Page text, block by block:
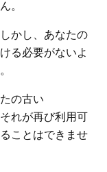
。
かし、あなたの
る必要がないよ
の古い
れが再び利用可
ことはできませ